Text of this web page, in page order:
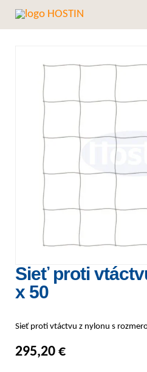
Sieť proti
x 50
Sieť proti vtáctvu z nylonu s
295,20 €